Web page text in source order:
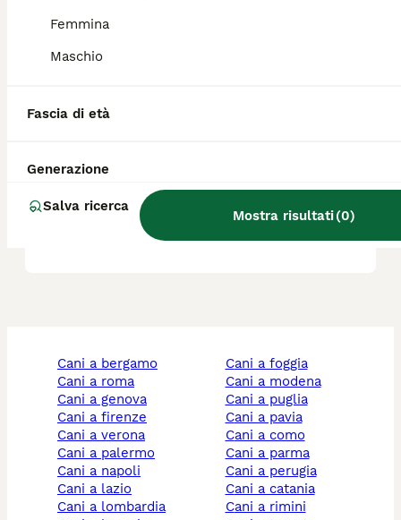
Femmina
Maschio
Fascia di età
Generazione
Salva ricerca
Mostra risultati(0)
Il segugio è aggressivo?
vive?
Dove si possono trovare gli
allevamenti di segugio
dell'Appennino?
cani a bergamo
cani a roma
cani a genova
cani a firenze
cani a verona
cani a palermo
cani a napoli
cani a lazio
cani a lombardia
cani a foggia
cani a modena
cani a puglia
cani a pavia
cani a como
cani a parma
cani a perugia
cani a catania
cani a rimini